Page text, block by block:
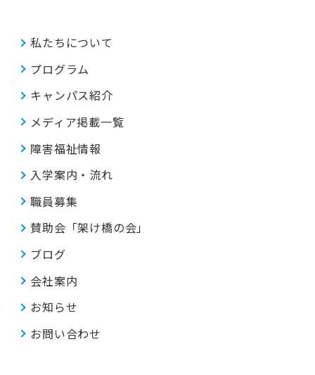
私たちについて
プログラム
キャンパス紹介
メディア掲載一覧
障害福祉情報
入学案内・流れ
職員募集
賛助会「架け橋の会」
ブログ
会社案内
お知らせ
お問い合わせ